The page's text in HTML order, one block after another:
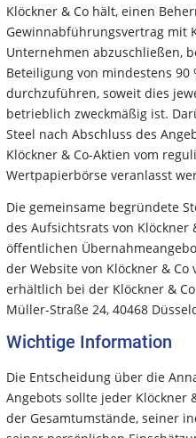
Klöckner & Co hält, einen
Gewinnabführungsvertrag mit
Unternehmen abzuschließen,
Beteiligung von mindestens 90
durchzuführen, soweit dies
betrieblich zweckmäßig ist.
Steel nach Abschluss des
Klöckner & Co-Aktien vom
Wertpapierbörse veranlasst
Die gemeinsame begründete
des Aufsichtsrats von Klöckner
öffentlichen
der Website von Klöckner &
erhältlich bei der Klöckner &
Müller-Straße 24, 40468
Wichtige Information
Die Entscheidung über die
Angebots sollte jeder Klöckner
der Gesamtumstände, seiner